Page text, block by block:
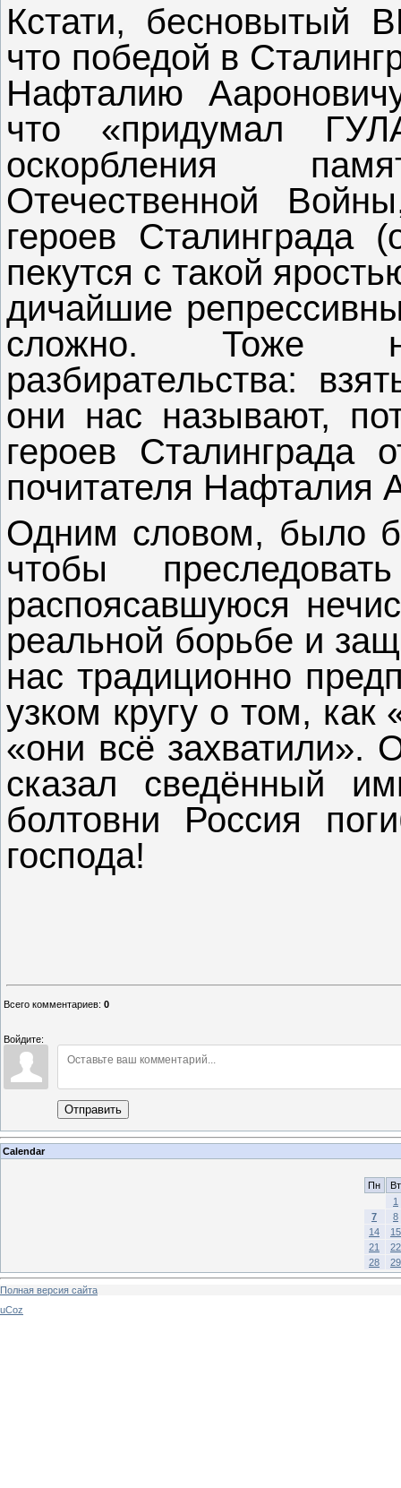
Кстати, бесновытый
что победой в
Нафталию
что «придумал
оскорбления
Отечественной
героев
пекутся с такой
дичайшие
сложно. Тоже
разбирательства:
они нас называют,
героев Сталинграда
почитателя Нафталия
Одним словом, было
чтобы
распоясавшуюся
реальной борьбе и
нас традиционно
узком кругу о том,
«они всё захватили».
сказал сведённый
болтовни Россия
господа!
Всего комментариев: 0
Войдите:
Отправить
Calendar
Пн
Вт
1
7
8
14
15
21
22
28
29
Полная версия сайта
uCoz